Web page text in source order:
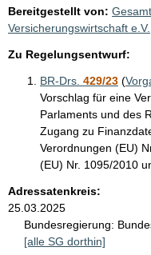
Bereitgestellt von:
Versicherungswirtschaft e.V.
Zu Regelungsentwurf:
BR-Drs. 429/23 (
Vorschlag für eine
Parlaments und des
Zugang zu
Verordnungen (EU)
(EU) Nr. 1095/2010
Adressatenkreis:
25.03.2025
Bundesregierung:
[alle SG dorthin]